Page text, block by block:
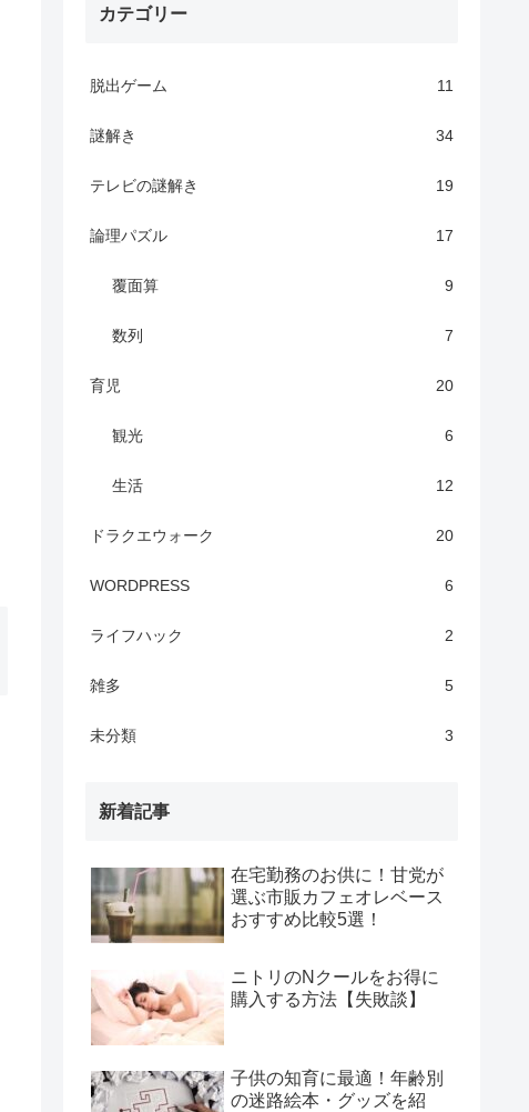
カテゴリー
脱出ゲーム 11
謎解き 34
テレビの謎解き 19
論理パズル 17
覆面算 9
数列 7
育児 20
観光 6
生活 12
ドラクエウォーク 20
WORDPRESS 6
ライフハック 2
雑多 5
未分類 3
新着記事
在宅勤務のお供に！甘党が
選ぶ市販カフェオレベース
おすすめ比較5選！
ニトリのNクールをお得に
購入する方法【失敗談】
子供の知育に最適！年齢別
の迷路絵本・グッズを紹